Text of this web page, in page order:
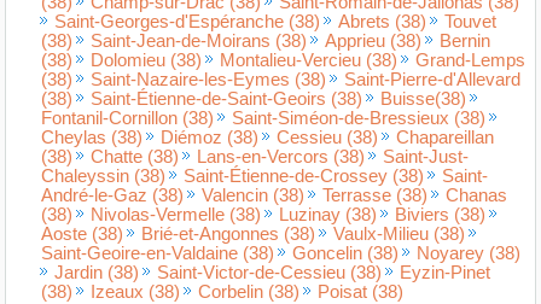
Saint-Georges-d'Espéranche (38)
Abrets (38)
Touvet
(38)
Saint-Jean-de-Moirans (38) Apprieu (38)
Bernin
(38)
Dolomieu (38) Montalieu-Vercieu (38)
Grand-Lemps
(38)
Saint-Nazaire-les-Eymes (38)
Saint-Pierre-d'Allevard
(38)
Saint-Étienne-de-Saint-Geoirs (38)
Buisse(38)
Fontanil-Cornillon (38)
Saint-Siméon-de-Bressieux (38)
Cheylas (38)
Diémoz (38) Cessieu (38)
Chapareillan
(38)
Chatte (38) Lans-en-Vercors (38)
Saint-Just-
Chaleyssin (38)
Saint-Étienne-de-Crossey (38)
Saint-
André-le-Gaz (38)
Valencin (38) Terrasse (38)
Chanas
(38)
Nivolas-Vermelle (38) Luzinay (38)
Biviers (38)
Aoste (38)
Brié-et-Angonnes (38)
Vaulx-Milieu (38)
Saint-Geoire-en-Valdaine (38)
Goncelin (38)
Noyarey (38)
Jardin (38)
Saint-Victor-de-Cessieu (38)
Eyzin-Pinet
(38)
Izeaux (38) Corbelin (38) Poisat (38)